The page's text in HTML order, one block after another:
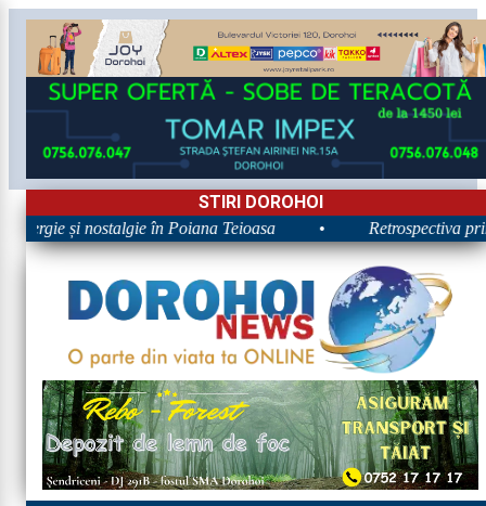
STIRI DOROHOI
și nostalgie în Poiana Teioasa Retrospectiva